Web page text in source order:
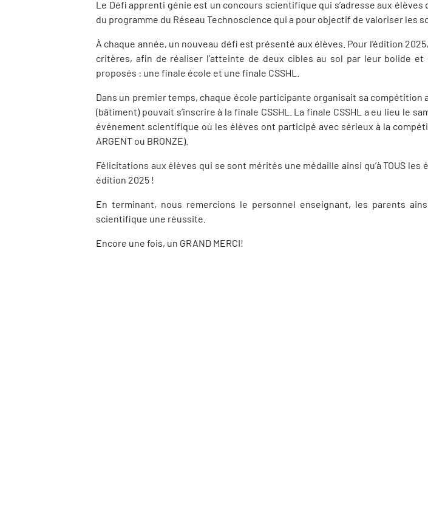
Le Défi apprenti génie est un concours scientifique qui s’adresse aux
du programme du Réseau Technoscience qui a pour objectif de valoriser les
À chaque année, un nouveau défi est présenté aux élèves. Pour l’édition
critères, afin de réaliser l’atteinte de deux cibles au sol par leur bolide
proposés : une finale école et une finale CSSHL.
Dans un premier temps, chaque école participante organisait sa compétition
(bâtiment) pouvait s’inscrire à la finale CSSHL. La finale CSSHL a eu lieu le
événement scientifique où les élèves ont participé avec sérieux à la
ARGENT ou BRONZE).
Félicitations aux élèves qui se sont mérités une médaille ainsi qu’à TOUS
édition 2025 !
En terminant, nous remercions le personnel enseignant, les parents
scientifique une réussite.
Encore une fois, un GRAND MERCI!